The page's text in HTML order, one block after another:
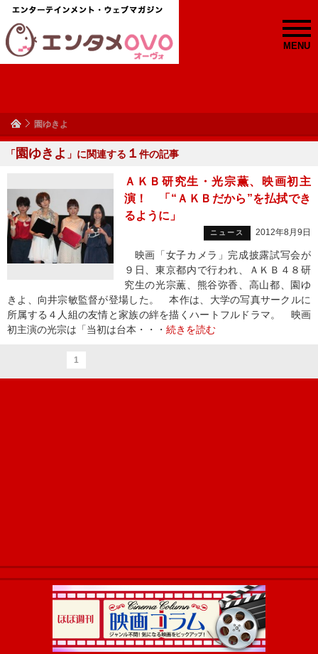
MENU
園ゆきよ
「 園ゆきよ 」に関連する １ 件の記事
ＡＫＢ研究生・光宗薫、映画初主
演！ 「“ＡＫＢだから”を払拭でき
るように」
ニュース 2012年8月9日
映画「女子カメラ」完成披露試写会が
９日、東京都内で行われ、ＡＫＢ４８研
究生の光宗薫、熊谷弥香、高山都、園ゆ
きよ、向井宗敏監督が登場した。 本作は、大学の写真サークルに
所属する４人組の友情と家族の絆を描くハートフルドラマ。 映画
初主演の光宗は「当初は台本・・・ 続きを読む
1